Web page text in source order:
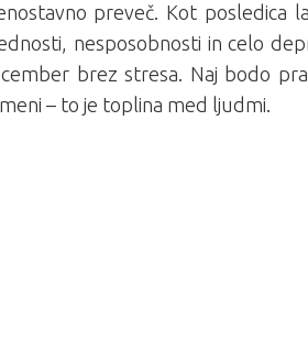
preveč. Kot posledica
nesposobnosti in celo
brez stresa. Naj bodo
– to je toplina med ljudmi.